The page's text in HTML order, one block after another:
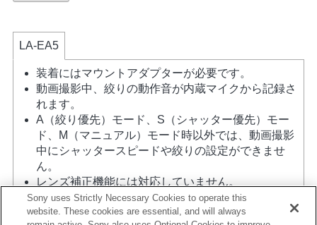
LA-EA5
装着にはマウントアダプターが必要です。
動画撮影中、絞りの動作音が内蔵マイクから記録さ
れます。
A（絞り優先）モード、S（シャッター優先）モー
ド、M（マニュアル）モード時以外では、動画撮影
中にシャッタースピードや絞りの設定ができませ
ん。
レンズ補正機能には対応していません。
マウントアダプターを使用して「Aマウントレン
ズ」を装着した場合には、ピントリングを回しても
Sony uses Strictly Necessary Cookies to operate this
website. These cookies are essential, and will always